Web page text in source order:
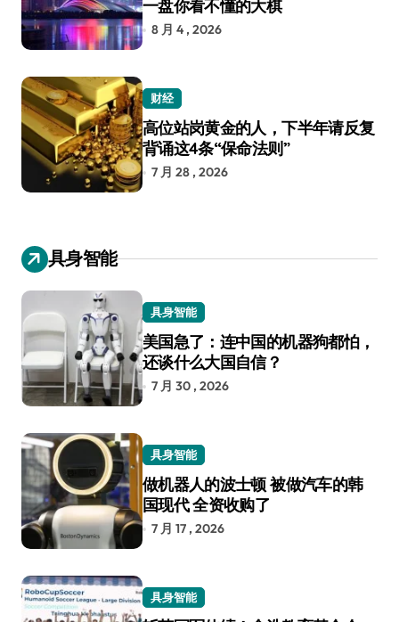
一盘你看不懂的大棋
8 月 4 , 2026
财经
高位站岗黄金的人，下半年请反复
背诵这4条“保命法则”
7 月 28 , 2026
具身智能
具身智能
美国急了：连中国的机器狗都怕，
还谈什么大国自信？
7 月 30 , 2026
具身智能
做机器人的波士顿 被做汽车的韩
国现代 全资收购了
7 月 17 , 2026
具身智能